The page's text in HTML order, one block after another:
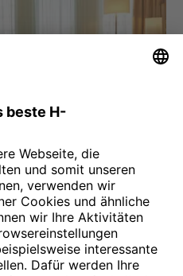
gegenüber der Messe
an die Münchner